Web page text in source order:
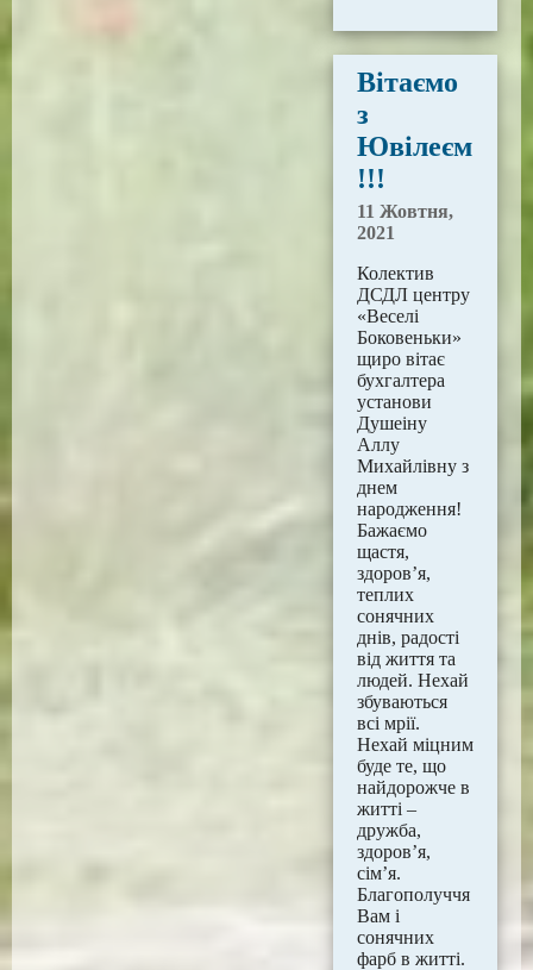
Вітаємо
з
Ювілеєм
!!!
11 Жовтня,
2021
Колектив
ДСДЛ центру
«Веселі
Боковеньки»
щиро вітає
бухгалтера
установи
Душеіну
Аллу
Михайлівну з
днем
народження!
Бажаємо
щастя,
здоров’я,
теплих
сонячних
днів, радості
від життя та
людей. Нехай
збуваються
всі мрії.
Нехай міцним
буде те, що
найдорожче в
житті –
дружба,
здоров’я,
сім’я.
Благополуччя
Вам і
сонячних
фарб в житті.